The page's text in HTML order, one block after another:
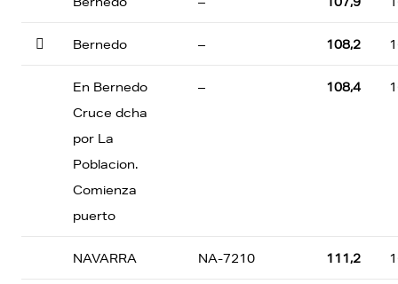
 Bernedo – 108,2
En Bernedo
Cruce dcha
por La
Poblacion.
Comienza
puerto
– 108,4
NAVARRA NA-7210 111,2